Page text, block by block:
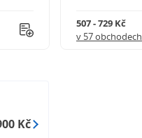
507 - 729 Kč
v 57 obchodech
Kč